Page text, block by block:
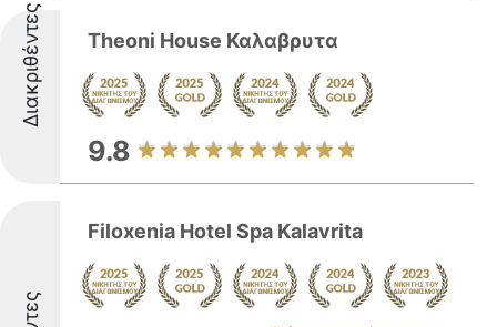
Διακριθέντες Theoni House Καλαβρυτα
9.8
Filoxenia Hotel Spa Kalavrita